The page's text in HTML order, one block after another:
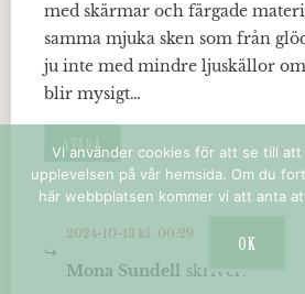
med skärmar och färgade
samma mjuka sken som från
ju inte med mindre ljuskällor
blir mysigt…
SVARA
Mona Sundell skriver:
2024-10-13 kl. 00:29
Vi använder cookies för att se till
upplevelsen på vår hemsida. Om du
här webbplatsen kommer vi att anta
OK